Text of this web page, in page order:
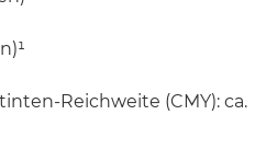
Reichweite (CMY): ca.